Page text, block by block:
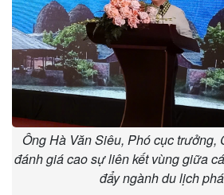
Ông Hà Văn Siêu, Phó cục trưởng,
đánh giá cao sự liên kết vùng giữa
đẩy ngành du lịch